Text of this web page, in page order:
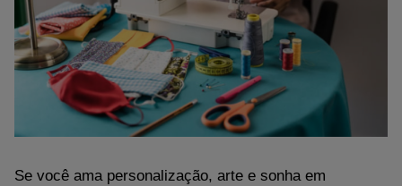
Se você ama personalização, arte e sonha em